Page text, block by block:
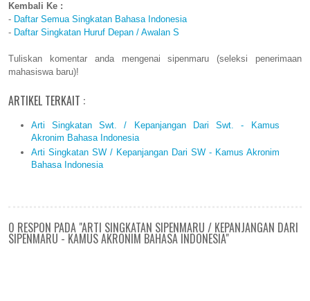
Kembali Ke :
- Daftar Semua Singkatan Bahasa Indonesia
- Daftar Singkatan Huruf Depan / Awalan S
Tuliskan komentar anda mengenai sipenmaru (seleksi penerimaan
mahasiswa baru)!
ARTIKEL TERKAIT :
Arti Singkatan Swt. / Kepanjangan Dari Swt. - Kamus
Akronim Bahasa Indonesia
Arti Singkatan SW / Kepanjangan Dari SW - Kamus Akronim
Bahasa Indonesia
0 RESPON PADA "ARTI SINGKATAN SIPENMARU / KEPANJANGAN DARI
SIPENMARU - KAMUS AKRONIM BAHASA INDONESIA"